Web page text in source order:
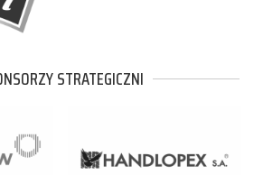
STRATEGICZNI